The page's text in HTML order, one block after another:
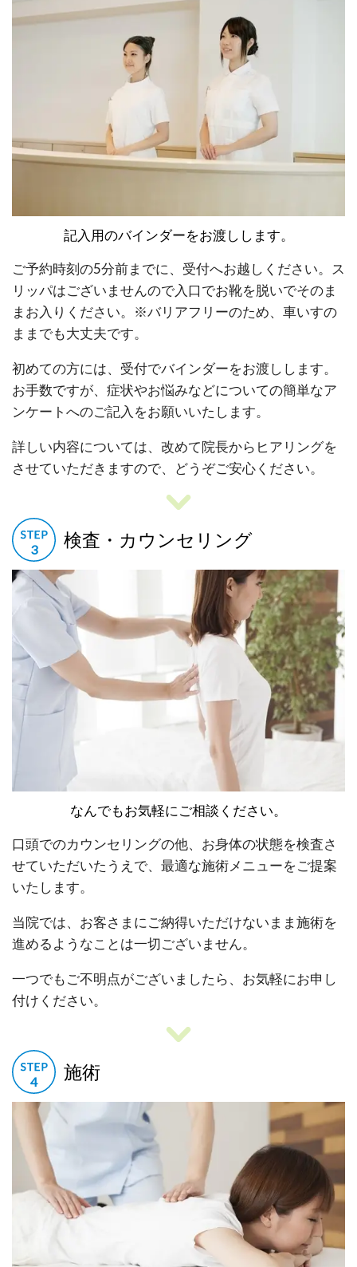
記入用のバインダーをお渡しします。
ご予約時刻の5分前までに、受付へお越しください。ス
リッパはございませんので入口でお靴を脱いでそのま
まお入りください。※バリアフリーのため、車いすの
ままでも大丈夫です。
初めての方には、受付でバインダーをお渡しします。
お手数ですが、症状やお悩みなどについての簡単なア
ンケートへのご記入をお願いいたします。
詳しい内容については、改めて院長からヒアリングを
させていただきますので、どうぞご安心ください。
検査・カウンセリング
なんでもお気軽にご相談ください。
口頭でのカウンセリングの他、お身体の状態を検査さ
せていただいたうえで、最適な施術メニューをご提案
いたします。
当院では、お客さまにご納得いただけないまま施術を
進めるようなことは一切ございません。
一つでもご不明点がございましたら、お気軽にお申し
付けください。
施術